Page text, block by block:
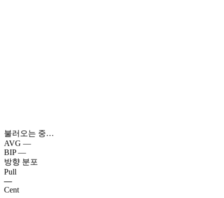
불러오는 중…
AVG —
BIP —
방향 분포
Pull
—
Cent